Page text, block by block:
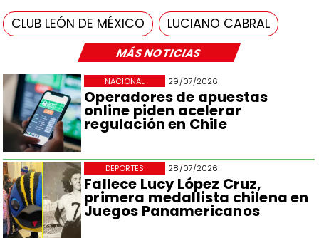
MÁS NOTICIAS
29/07/2026
Operadores de apuestas
online piden acelerar
regulación en Chile
NACIONAL
28/07/2026
Fallece Lucy López Cruz,
primera medallista chilena en
Juegos Panamericanos
DEPORTES
CLUB LEÓN DE MÉXICO LUCIANO CABRAL